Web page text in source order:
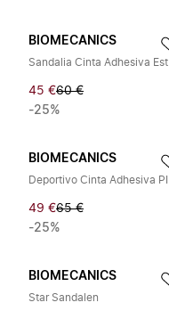
BIOMECANICS
Sandalia Cinta Adhesiva Est
45 €60 €
-25%
BIOMECANICS
Deportivo Cinta Adhesiva PI
49 €65 €
-25%
BIOMECANICS
Star Sandalen